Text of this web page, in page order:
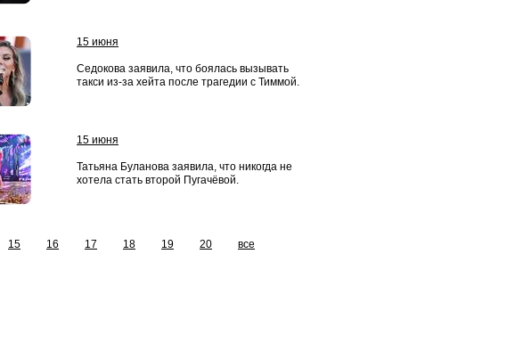
15 июня
Седокова заявила, что боялась вызывать
такси из-за хейта после трагедии с Тиммой.
15 июня
Татьяна Буланова заявила, что никогда не
хотела стать второй Пугачёвой.
15 16 17 18 19 20 все